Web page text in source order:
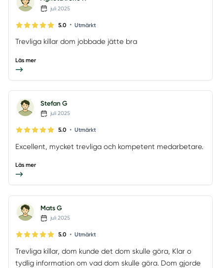
juli 2025
5.0 • Utmärkt
Trevliga killar dom jobbade jätte bra
Läs mer
Stefan G
juli 2025
5.0 • Utmärkt
Excellent, mycket trevliga och kompetent medarbetare.
Läs mer
Mats G
juli 2025
5.0 • Utmärkt
Trevliga killar, dom kunde det dom skulle göra, Klar o
tydlig information om vad dom skulle göra. Dom gjorde